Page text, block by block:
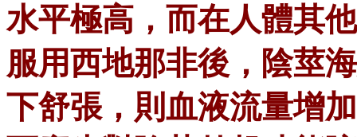
水平極高，而在人體其
服用西地那非後，陰莖
下舒張，則血液流量增